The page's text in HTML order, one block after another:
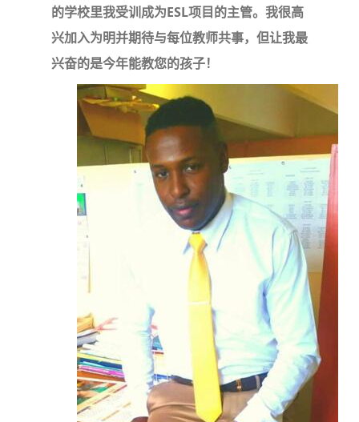
的学校里我受训成为ESL项目的主管。我很高
兴加入为明并期待与每位教师共事，但让我最
兴奋的是今年能教您的孩子！